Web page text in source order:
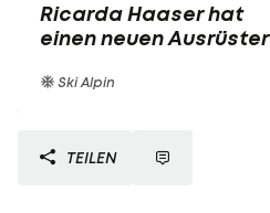
Ricarda Haaser hat
einen neuen Ausrüster
Ski Alpin
TEILEN